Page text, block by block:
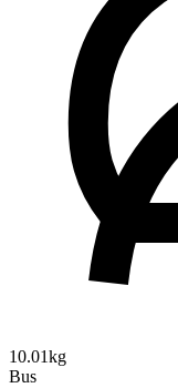
10.01kg
Bus